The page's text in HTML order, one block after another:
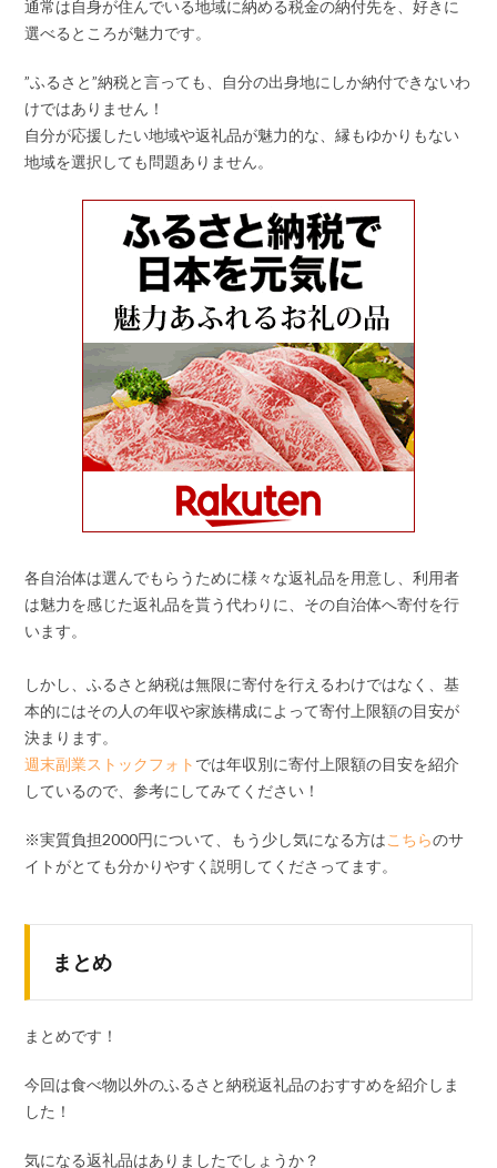
通常は自身が住んでいる地域に納める税金の納付先を、好きに
選べるところが魅力です。
”ふるさと”納税と言っても、自分の出身地にしか納付できないわ
けではありません！
自分が応援したい地域や返礼品が魅力的な、縁もゆかりもない
地域を選択しても問題ありません。
各自治体は選んでもらうために様々な返礼品を用意し、利用者
は魅力を感じた返礼品を貰う代わりに、その自治体へ寄付を行
います。
しかし、ふるさと納税は無限に寄付を行えるわけではなく、基
本的にはその人の年収や家族構成によって寄付上限額の目安が
決まります。
週末副業ストックフォト では年収別に寄付上限額の目安を紹介
しているので、参考にしてみてください！
※実質負担2000円について、もう少し気になる方はこちらのサ
イトがとても分かりやすく説明してくださってます。
まとめ
まとめです！
今回は食べ物以外のふるさと納税返礼品のおすすめを紹介しま
した！
気になる返礼品はありましたでしょうか？